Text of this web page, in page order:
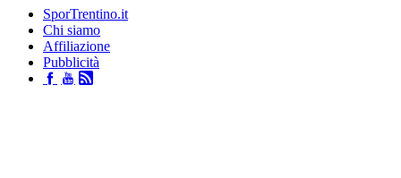
SporTrentino.it
Chi siamo
Affiliazione
Pubblicità